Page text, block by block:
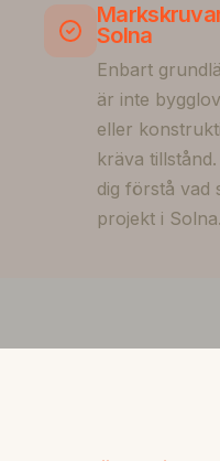
Solna
Enbart
är inte
eller
kräva
dig förstå vad
projekt i Solna.